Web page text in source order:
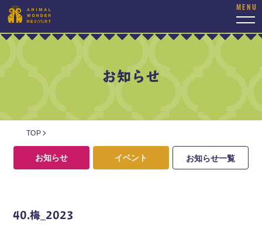
お知らせ
TOP
お知らせ イベント お知らせ一覧
40.梅_2023